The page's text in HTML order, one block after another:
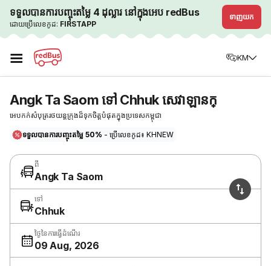
ទទួលបានការបញ្ចុះតម្លៃ 4 ដុល្លារ នៅក្នុងអេប redBus
ដោយប្រើលេខកូដ: FIRSTAPP
ទាញយក
☰ KM
Angk Ta Saom ទៅ Chhuk សេវាឡានក្
អេបកក់សំបុត្ររថយន្តក្រុងដ៏ទុកចិត្តបំផុតក្នុងប្រទេសកម្ពុជា
ទទួលបានការបញ្ចុះតម្លៃ 50% - ប្រើលេខកូដ៖ KHNEW
ពី
Angk Ta Saom
ទៅ
Chhuk
ថ្ងៃនៃការធ្វើដំណើរ
09 Aug, 2026